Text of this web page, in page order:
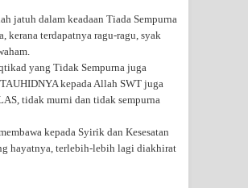
jatuh dalam keadaan Tiada Sempurna
kerana terdapatnya ragu-ragu, syak
yang Tidak Sempurna juga
kepada Allah SWT juga
tidak murni dan tidak sempurna
kepada Syirik dan Kesesatan
hayatnya, terlebih-lebih lagi diakhirat